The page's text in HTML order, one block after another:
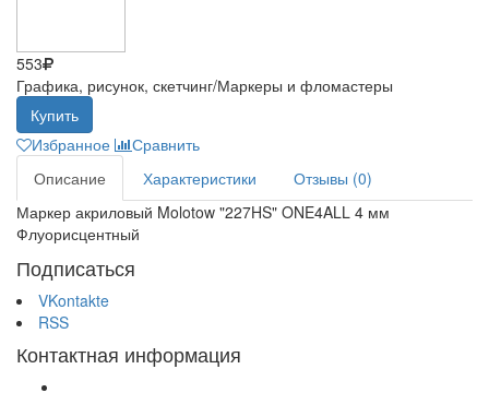
553
Графика, рисунок, скетчинг/Маркеры и фломастеры
Купить
Избранное
Сравнить
Описание
Характеристики
Отзывы (0)
Маркер акриловый Molotow "227HS" ONE4ALL 4 мм
Флуорисцентный
Подписаться
VKontakte
RSS
Контактная информация